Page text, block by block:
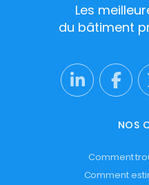
Les
du bâtiment
NOS
Comment
Comment